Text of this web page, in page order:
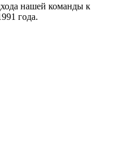
нашей команды к
года.